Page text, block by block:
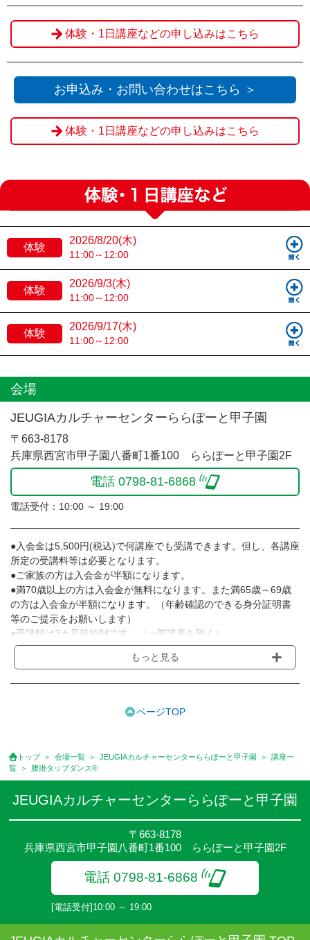
体験・1日講座などの申し込みはこちら
お申込み・お問い合わせはこちら ＞
体験・1日講座などの申し込みはこちら
体験
2026/8/20(木)
11:00～12:00
体験
2026/9/3(木)
11:00～12:00
体験
2026/9/17(木)
11:00～12:00
会場
JEUGIAカルチャーセンターららぽーと甲子園
〒663-8178
兵庫県西宮市甲子園八番町1番100 ららぽーと甲子園2F
電話 0798-81-6868
電話受付：10:00 ～ 19:00
●入会金は5,500円(税込)で何講座でも受講できます。但し、各講座
所定の受講料等は必要となります。
●ご家族の方は入会金が半額になります。
●満70歳以上の方は入会金が無料になります。また満65歳～69歳
の方は入会金が半額になります。（年齢確認のできる身分証明書
等のご提示をお願いします）
●受講料は3カ月前納制です。（一部講座を除く）
●受講料には運営費として１講座につき月額770円(税込)が含まれ
ております。また一部の講座では別途傷害保険料も含まれており
用は含まれておりません。
のでご確認ください。
●参加人数が一定に満たない場合、体験や講座開講を中止または延
期することがあります。
●その他、詳しい内容については、ご入会時にご説明をさせていた
だきます。
もっと見る
ページTOP
トップ 会場一覧 JEUGIAカルチャーセンターららぽーと甲子園
講座一
覧
腰掛タップダンス®
JEUGIAカルチャーセンターららぽーと甲子園
〒663-8178
兵庫県西宮市甲子園八番町1番100 ららぽーと甲子園2F
電話 0798-81-6868
[電話受付]10:00 ～ 19:00